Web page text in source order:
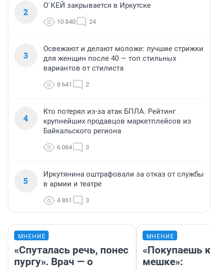
2
О`КЕЙ закрывается в Иркутске
10 840 24
3
Освежают и делают моложе: лучшие стрижки
для женщин после 40 — топ стильных
вариантов от стилиста
8 641 2
4
Кто потерял из-за атак БПЛА. Рейтинг
крупнейших продавцов маркетплейсов из
Байкальского региона
6 064 3
5
Иркутянина оштрафовали за отказ от службы
в армии и театре
4 861 3
МНЕНИЕ
«Спуталась речь, понес
пургу». Врач — о
МНЕНИЕ
«Покупаешь
мешке»: